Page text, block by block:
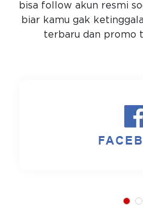
bisa follow akun resmi
biar kamu gak
terbaru dan promo